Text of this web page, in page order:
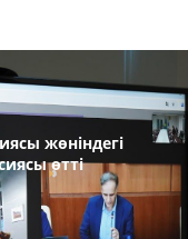
жөніндегі
өтті